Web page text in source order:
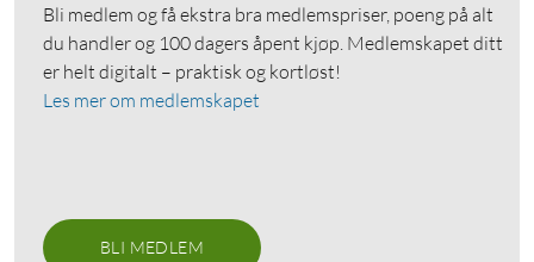
Bli medlem og få ekstra bra medlemspriser, poeng på alt
du handler og 100 dagers åpent kjøp. Medlemskapet ditt
er helt digitalt – praktisk og kortløst!
Les mer om medlemskapet
BLI MEDLEM